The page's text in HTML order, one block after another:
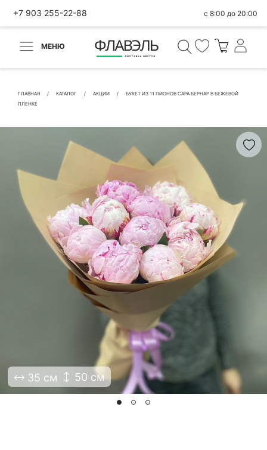
+7 903 255-22-88 с 8:00 до 20:00
МЕНЮ
ГЛАВНАЯ КАТАЛОГ АКЦИИ
БУКЕТ ИЗ 11 ПИОНОВ САРА БЕРНАР В БЕЖЕВОЙ
ПЛЕНКЕ
35 см 50 см
ВЕРНУТЬСЯ
Быстрая покупка
КОНТАКТНЫЕ ДАННЫЕ
БЫСТРАЯ ПОКУПКА
Я принимаю Политику конфиденциальности и
Правила использования сайта ФЛАВЭЛЬ. Мы не
продаем ваши данные и храним их в безопасности